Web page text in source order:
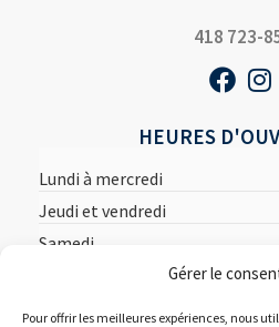
Gérer le
Pour offrir les meilleures expériences, nous
418 723-
HEURES
Lundi à mercredi
Jeudi et vendredi
Samedi